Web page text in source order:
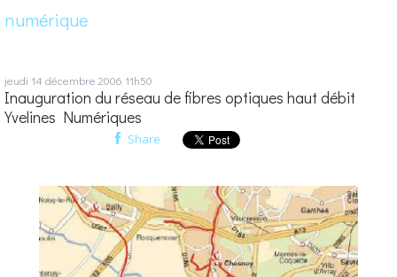
numérique
jeudi 14 décembre 2006 11h50
Inauguration du réseau de fibres optiques haut débit
Yvelines Numériques
Share